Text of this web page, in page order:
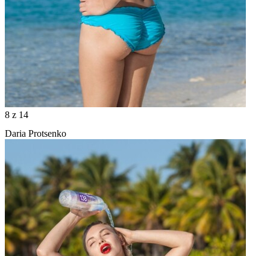
8 z 14
Daria Protsenko